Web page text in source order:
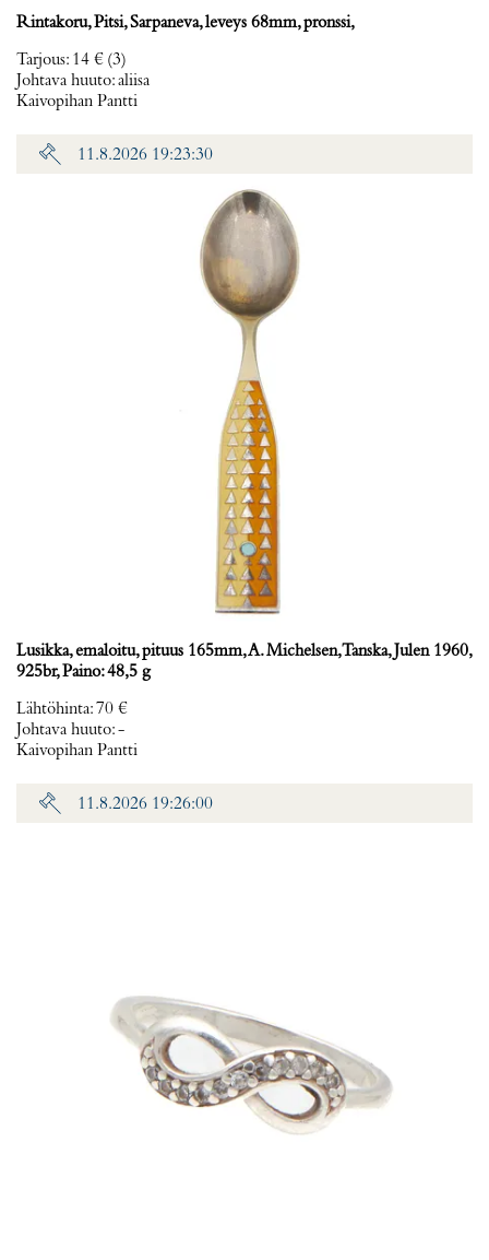
Rintakoru, Pitsi, Sarpaneva, leveys 68mm, pronssi,
Tarjous: 14 € (3)
Johtava huuto:aliisa
Kaivopihan Pantti
11.8.2026 19:23:30
Lusikka, emaloitu, pituus 165mm, A. Michelsen, Tanska, Julen 1960,
925br, Paino: 48,5 g
Lähtöhinta:70 €
Johtava huuto:-
Kaivopihan Pantti
11.8.2026 19:26:00